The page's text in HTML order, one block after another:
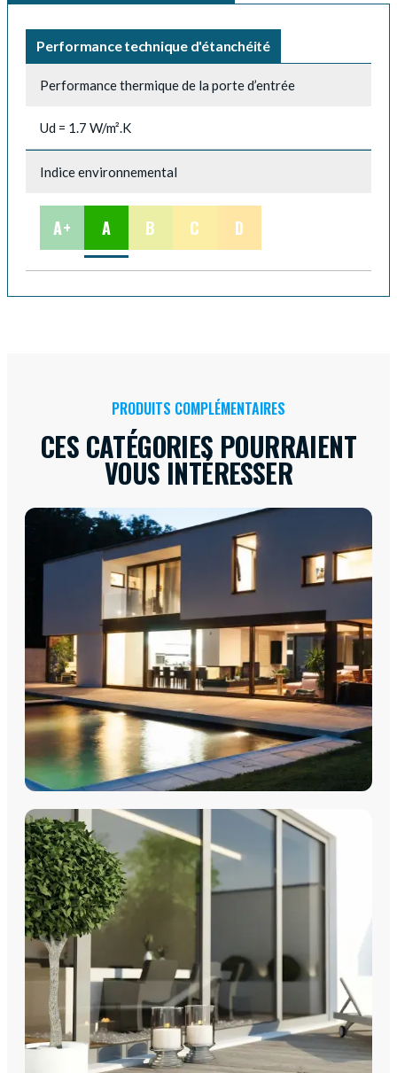
Performance technique d'étanchéité
Performance thermique de la porte d’entrée
Ud = 1.7 W/m².K
Indice environnemental
A+ A B C D
PRODUITS COMPLÉMENTAIRES
CES CATÉGORIES POURRAIENT
VOUS INTÉRESSER
FENÊTRES
Fenêtres PVC Fenêtres Aluminium
Fenêtres Multimatériaux
Fenêtres Bois
Découvrez nos fenêtres PVC, aluminium, bois et
multimatériaux, avec pose par les équipes Plein Jour Habitat.
DÉCOUVRIR